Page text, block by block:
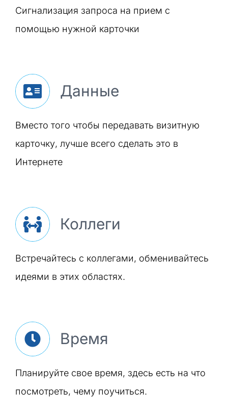
Сигнализация запроса на прием с
помощью нужной карточки
Данные
Вместо того чтобы передавать визитную
карточку, лучше всего сделать это в
Интернете
Коллеги
Встречайтесь с коллегами, обменивайтесь
идеями в этих областях.
Время
Планируйте свое время, здесь есть на что
посмотреть, чему поучиться.